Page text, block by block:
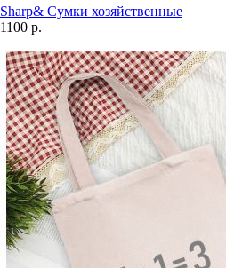
Sharp& Сумки хозяйственные
1100 р.